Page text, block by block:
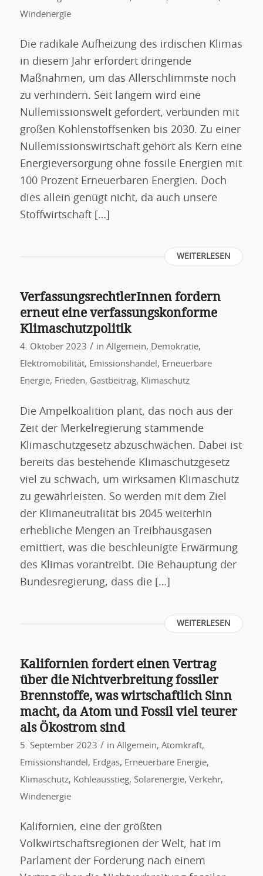
Windenergie
Die radikale Aufheizung des irdischen Klimas
in diesem Jahr erfordert dringende
Maßnahmen, um das Allerschlimmste noch
zu verhindern. Seit langem wird eine
Nullemissionswelt gefordert, verbunden mit
großen Kohlenstoffsenken bis 2030. Zu einer
Nullemissionswirtschaft gehört als Kern eine
Energieversorgung ohne fossile Energien mit
100 Prozent Erneuerbaren Energien. Doch
dies allein genügt nicht, da auch unsere
Stoffwirtschaft […]
WEITERLESEN
VerfassungsrechtlerInnen fordern
erneut eine verfassungskonforme
Klimaschutzpolitik
4. Oktober 2023 / in Allgemein, Demokratie,
Elektromobilität, Emissionshandel , Erneuerbare
Energie, Frieden, Gastbeitrag, Klimaschutz
Die Ampelkoalition plant, das noch aus der
Zeit der Merkelregierung stammende
Klimaschutzgesetz abzuschwächen. Dabei ist
bereits das bestehende Klimaschutzgesetz
viel zu schwach, um wirksamen Klimaschutz
zu gewährleisten. So werden mit dem Ziel
der Klimaneutralität bis 2045 weiterhin
erhebliche Mengen an Treibhausgasen
emittiert, was die beschleunigte Erwärmung
des Klimas vorantreibt. Die Behauptung der
Bundesregierung, dass die […]
WEITERLESEN
Kalifornien fordert einen Vertrag
über die Nichtverbreitung fossiler
Brennstoffe, was wirtschaftlich Sinn
macht, da Atom und Fossil viel teurer
als Ökostrom sind
5. September 2023 / in Allgemein, Atomkraft,
Emissionshandel , Erdgas, Erneuerbare Energie,
Klimaschutz, Kohleausstieg, Solarenergie, Verkehr,
Windenergie
Kalifornien, eine der größten
Volkwirtschaftsregionen der Welt, hat im
Parlament der Forderung nach einem